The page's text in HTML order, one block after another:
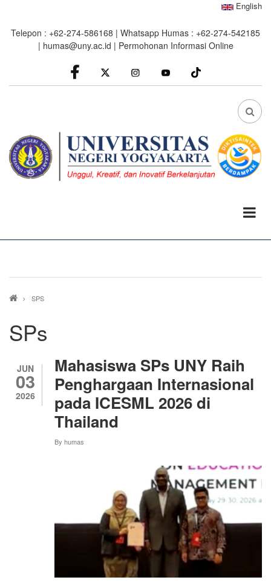
main
English
Telepon : +62-274-586168 | Whatsapp Humas : +62-274-542185
| humas@uny.ac.id | Permohonan Informasi Online
facebook
Instagram youtube
FA
Breadcrumb
SPS
SPs
JUN
03
2026
Mahasiswa SPs UNY Raih
Penghargaan Internasional
pada ICESML 2026 di
Thailand
By humas